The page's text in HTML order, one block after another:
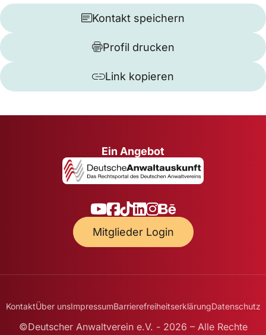
Kontakt speichern
Profil drucken
Link kopieren
Ein Angebot
Mitglieder Login
KontaktÜber unsImpressumBarrierefreiheitserklärungDatenschutz
©Deutscher Anwaltverein e.V. - 2026 – Alle Rechte